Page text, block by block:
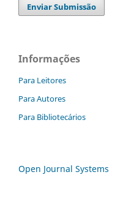
Enviar Submissão
Informações
Para Leitores
Para Autores
Para Bibliotecários
Open Journal Systems